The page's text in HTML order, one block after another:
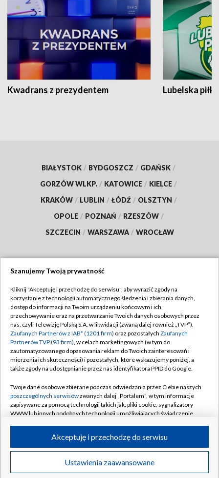
Kwadrans z prezydentem Lubelska piłka
BIAŁYSTOK / BYDGOSZCZ / GDAŃSK /
GORZÓW WLKP. / KATOWICE / KIELCE /
KRAKÓW / LUBLIN / ŁÓDŹ / OLSZTYN /
OPOLE / POZNAŃ / RZESZÓW /
SZCZECIN / WARSZAWA / WROCŁAW
TVP
Abonament TVP
Emisja w TVP
Centrum informacji TVP
Naziemna Telewizja Cyfrowa
Rada Programowa
System NOS
Informacje o nadawcy
Program dla prasy
Ogłoszenie przetargowe
Regulamin TVP
Polityka prywatności
Moje zgody
Pomoc
Kontakt
Kanały
©2026 Telewizja Polska S.A. w likwidacji
Szanujemy Twoją prywatność
Kliknij "Akceptuję i przechodzę do serwisu", aby wyrazić zgody na
korzystanie z technologii automatycznego śledzenia i zbierania danych,
dostęp do informacji na Twoim urządzeniu końcowym i ich
przechowywanie oraz na przetwarzanie Twoich danych osobowych przez
nas, czyli Telewizję Polską S.A. w likwidacji (zwaną dalej również „TVP”),
Zaufanych Partnerów z IAB* (1201 firm) oraz pozostałych Zaufanych
Partnerów TVP (93 firm), w celach marketingowych (w tym do
zautomatyzowanego dopasowania reklam do Twoich zainteresowań i
mierzenia ich skuteczności) i pozostałych, które wskazujemy poniżej, a
także zgody na udostępnianie przez nas identyfikatora PPID do Google.
Twoje dane osobowe zbierane podczas odwiedzania przez Ciebie naszych
poszczególnych serwisówzwanych dalej „Portalem”, w tym informacje
zapisywane za pomocą technologii takich jak: pliki cookie, sygnalizatory
WWW lub innych podobnych technologii umożliwiających świadczenie
ruchu w Internecie.
Twoje dane osobowe zbierane podczas odwiedzania przez Ciebie
poszczególnych serwisówna Portalu, takie jak adresy IP, identyfikatory
Ustawienia zaawansowane
Akceptuję i przechodzę do serwisu